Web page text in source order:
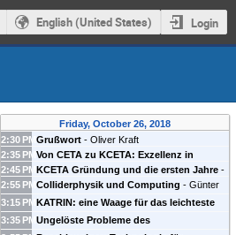
English (United States) Login
Friday, October 26, 2018
2:30 PM Grußwort - Oliver Kraft
2:35 PM Von CETA zu KCETA: Exzellenz in
Karlsruhe - Thomas Müller
2:45 PM KCETA Gründung und die ersten Jahre -
Johannes Blümer
2:55 PM Colliderphysik und Computing - Günter
Quast
3:15 PM KATRIN: eine Waage für das leichteste
Teilchen der Welt - Susanne Mertens
3:35 PM Ungelöste Probleme des